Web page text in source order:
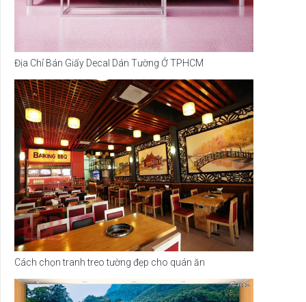
Địa Chỉ Bán Giấy Decal Dán Tường Ở TPHCM
Cách chọn tranh treo tường đẹp cho quán ăn